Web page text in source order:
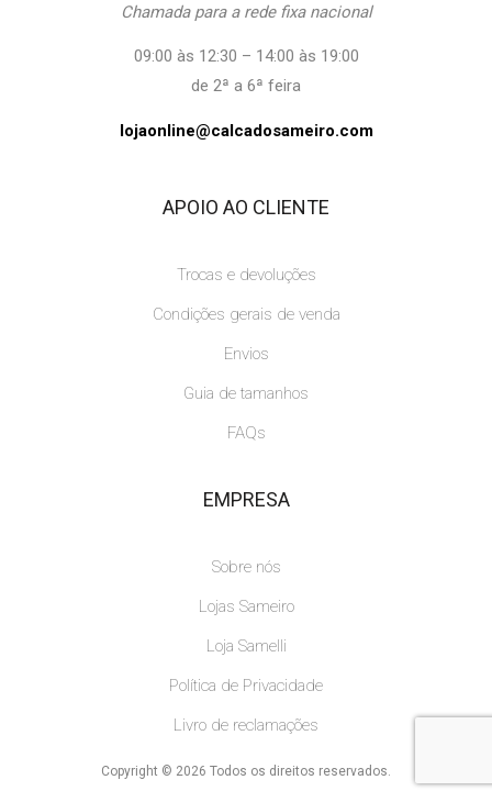
Chamada para a rede fixa nacional
09:00 às 12:30 – 14:00 às 19:00
de 2ª a 6ª feira
lojaonline@calcadosameiro.com
APOIO AO CLIENTE
Trocas e devoluções
Condições gerais de venda
Envios
Guia de tamanhos
FAQs
EMPRESA
Sobre nós
Lojas Sameiro
Loja Samelli
Política de Privacidade
Livro de reclamações
Copyright © 2026 Todos os direitos reservados.